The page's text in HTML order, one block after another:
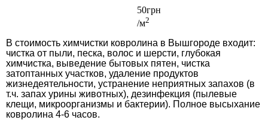
50грн
/м2
В стоимость химчистки ковролина в Вышгороде входит:
чистка от пыли, песка, волос и шерсти, глубокая
химчистка, выведение бытовых пятен, чистка
затоптанных участков, удаление продуктов
жизнедеятельности, устранение неприятных запахов (в
т.ч. запах урины животных), дезинфекция (пылевые
клещи, микроорганизмы и бактерии). Полное высыхание
ковролина 4-6 часов.